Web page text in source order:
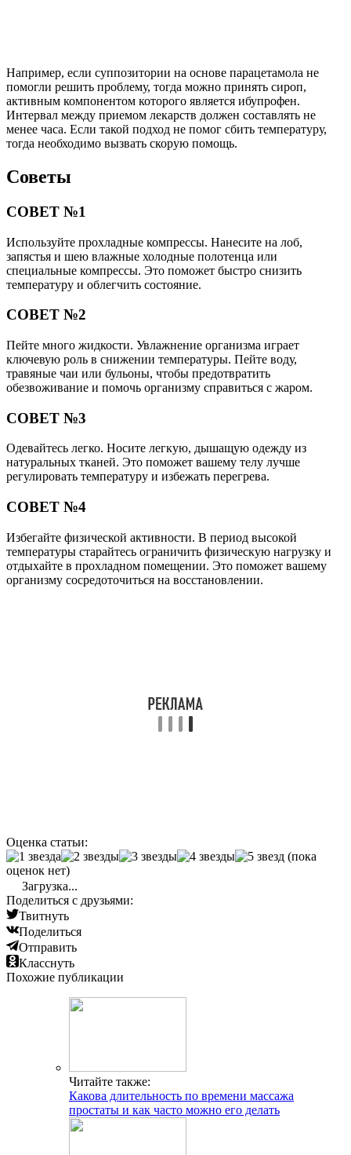
Например, если суппозитории на основе парацетамола не
помогли решить проблему, тогда можно принять сироп,
активным компонентом которого является ибупрофен.
Интервал между приемом лекарств должен составлять не
менее часа. Если такой подход не помог сбить температуру,
тогда необходимо вызвать скорую помощь.
Советы
СОВЕТ №1
Используйте прохладные компрессы. Нанесите на лоб,
запястья и шею влажные холодные полотенца или
специальные компрессы. Это поможет быстро снизить
температуру и облегчить состояние.
СОВЕТ №2
Пейте много жидкости. Увлажнение организма играет
ключевую роль в снижении температуры. Пейте воду,
травяные чаи или бульоны, чтобы предотвратить
обезвоживание и помочь организму справиться с жаром.
СОВЕТ №3
Одевайтесь легко. Носите легкую, дышащую одежду из
натуральных тканей. Это поможет вашему телу лучше
регулировать температуру и избежать перегрева.
СОВЕТ №4
Избегайте физической активности. В период высокой
температуры старайтесь ограничить физическую нагрузку и
отдыхайте в прохладном помещении. Это поможет вашему
организму сосредоточиться на восстановлении.
Оценка статьи:
(пока
оценок нет)
Загрузка...
Поделиться с друзьями:
Твитнуть
Поделиться
Отправить
Класснуть
Похожие публикации
Читайте также:
Какова длительность по времени массажа
простаты и как часто можно его делать